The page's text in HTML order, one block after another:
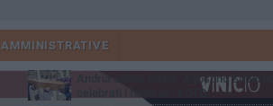
AMMINISTRATIVE
Scompare prematuramente l'avvocato
Beppe Tortora
MARTEDÌ 4 AGOSTO
Andria saluta mons. Agostino Superbo:
celebrati i funerali - FOTO